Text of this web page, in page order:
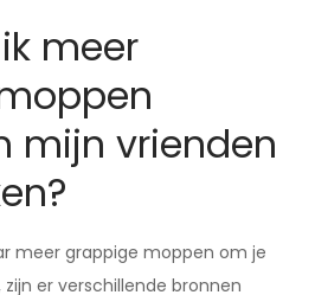
meer
mijn vrienden
meer grappige moppen om je
er verschillende bronnen